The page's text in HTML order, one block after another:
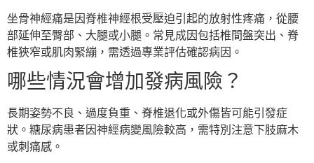
坐骨神經痛是因脊椎神經根受壓迫引起的放射性疼痛，從腰
部延伸至臀部、大腿或小腿。常見成因包括椎間盤突出、脊
椎狹窄或肌肉緊繃，需透過專業評估確認病因。
哪些情況會增加發病風險？
長期姿勢不良、過度負重、脊椎退化或外傷皆可能引發症
狀。糖尿病患者因神經病變風險較高，需特別注意下肢麻木
或刺痛感。